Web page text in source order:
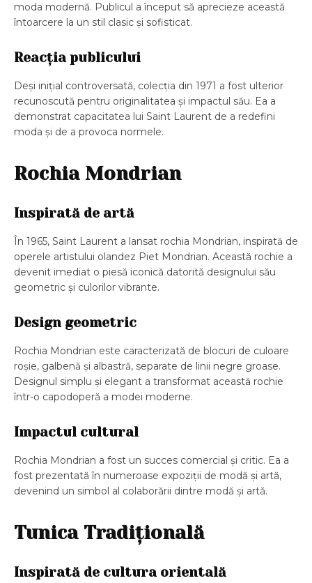
moda modernă. Publicul a început să aprecieze această
întoarcere la un stil clasic și sofisticat.
Reacția publicului
Deși inițial controversată, colecția din 1971 a fost ulterior
recunoscută pentru originalitatea și impactul său. Ea a
demonstrat capacitatea lui Saint Laurent de a redefini
moda și de a provoca normele.
Rochia Mondrian
Inspirată de artă
În 1965, Saint Laurent a lansat rochia Mondrian, inspirată de
operele artistului olandez Piet Mondrian. Această rochie a
devenit imediat o piesă iconică datorită designului său
geometric și culorilor vibrante.
Design geometric
Rochia Mondrian este caracterizată de blocuri de culoare
roșie, galbenă și albastră, separate de linii negre groase.
Designul simplu și elegant a transformat această rochie
într-o capodoperă a modei moderne.
Impactul cultural
Rochia Mondrian a fost un succes comercial și critic. Ea a
fost prezentată în numeroase expoziții de modă și artă,
devenind un simbol al colaborării dintre modă și artă.
Tunica Tradițională
Inspirată de cultura orientală